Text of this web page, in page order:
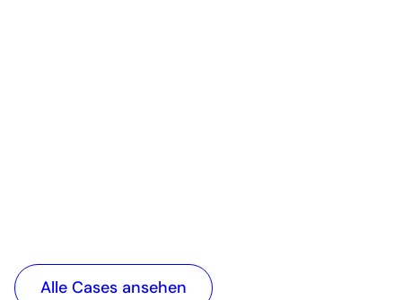
Alle Cases ansehen